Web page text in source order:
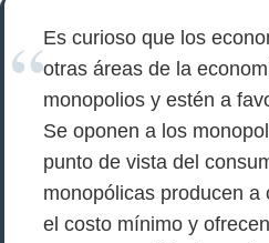
Es curioso que los
otras áreas de la
monopolios y estén a
Se oponen a los
punto de vista del
monopólicas producen a
el costo mínimo y